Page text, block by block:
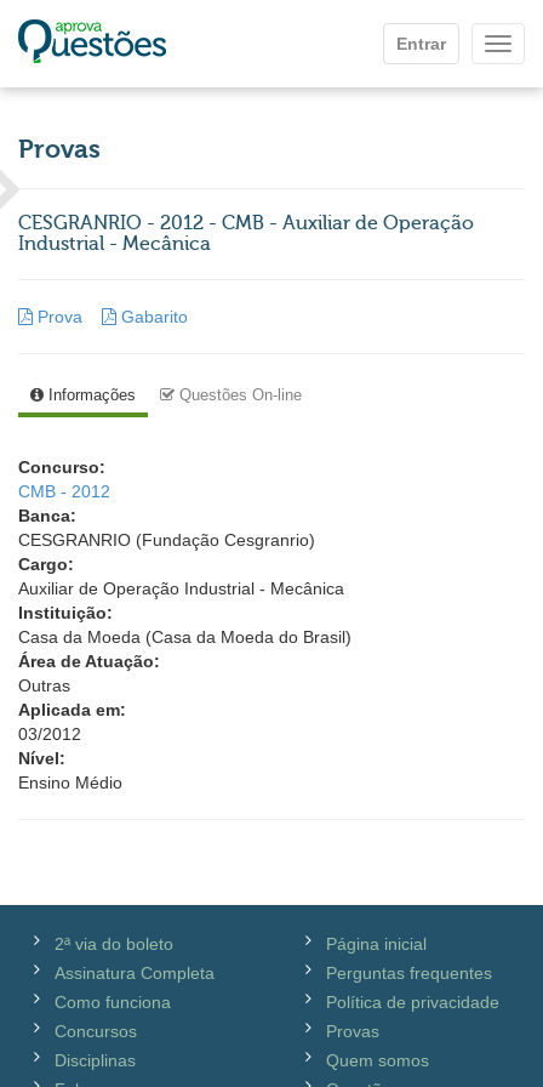
Entrar
Provas
CESGRANRIO - 2012 - CMB - Auxiliar de Operação
Industrial - Mecânica
Prova Gabarito
Informações Questões On-line
Concurso:
CMB - 2012
Banca:
CESGRANRIO (Fundação Cesgranrio)
Cargo:
Auxiliar de Operação Industrial - Mecânica
Instituição:
Casa da Moeda (Casa da Moeda do Brasil)
Área de Atuação:
Outras
Aplicada em:
03/2012
Nível:
Ensino Médio
2ª via do boleto
Assinatura Completa
Como funciona
Concursos
Disciplinas
Página inicial
Perguntas frequentes
Política de privacidade
Provas
Quem somos